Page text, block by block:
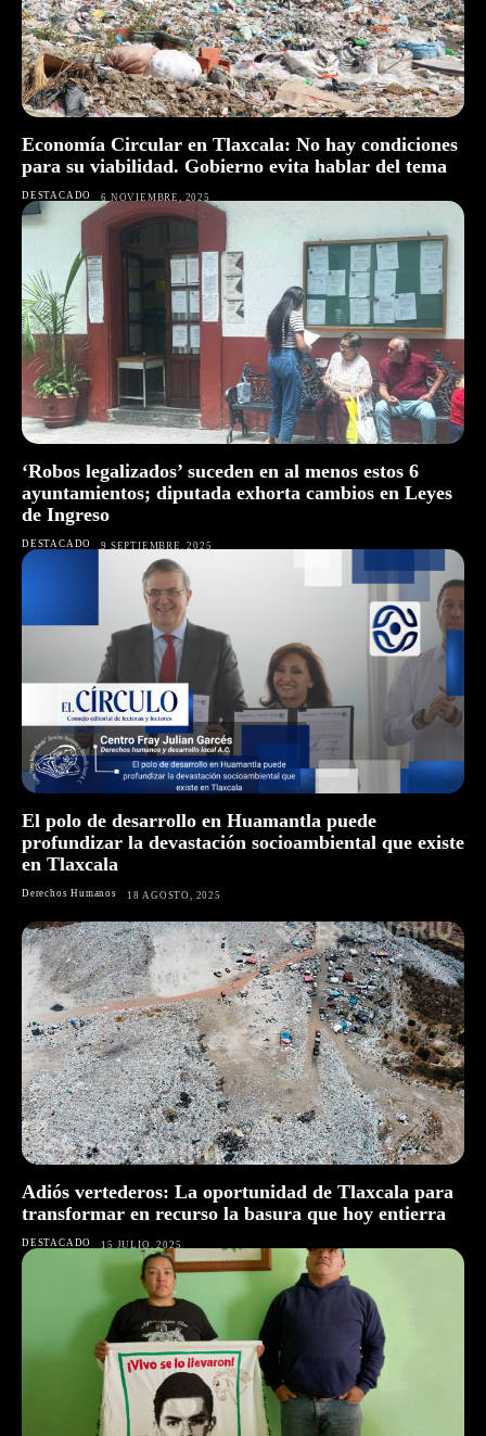
Economía Circular en Tlaxcala: No hay condiciones
para su viabilidad. Gobierno evita hablar del tema
DESTACADO 6 NOVIEMBRE, 2025
‘Robos legalizados’ suceden en al menos estos 6
ayuntamientos; diputada exhorta cambios en Leyes
de Ingreso
DESTACADO 9 SEPTIEMBRE, 2025
El polo de desarrollo en Huamantla puede
profundizar la devastación socioambiental que existe
en Tlaxcala
Derechos Humanos 18 AGOSTO, 2025
Adiós vertederos: La oportunidad de Tlaxcala para
transformar en recurso la basura que hoy entierra
DESTACADO 15 JULIO, 2025